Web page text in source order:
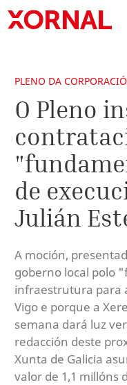
PLENO DA
O Pleno
de
Julián
A moción,
goberno local polo
infraestrutura para
Vigo e porque a
semana dará luz
redacción deste
Xunta de Galicia
valor de 1,1 millóns